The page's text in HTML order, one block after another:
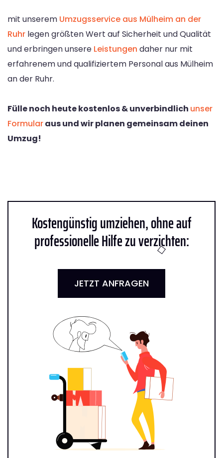
mit unserem Umzugsservice aus Mülheim an der
Ruhr legen größten Wert auf Sicherheit und Qualität
und erbringen unsere Leistungen daher nur mit
erfahrenem und qualifiziertem Personal aus Mülheim
an der Ruhr.
Fülle noch heute kostenlos & unverbindlich unser
Formularaus und wir planen gemeinsam deinen
Umzug!
Kostengünstig umziehen, ohne auf
professionelle Hilfe zu verzichten:
JETZT ANFRAGEN